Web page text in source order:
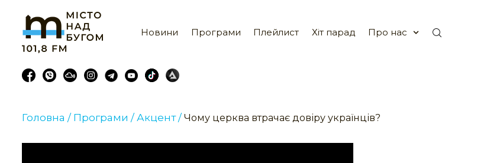
Новини Програми Плейлист Хіт парад Про нас
Головна / Програми / Акцент / Чому церква втрачає довіру українців?